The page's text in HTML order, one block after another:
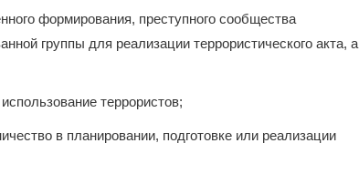
формирования, преступного сообщества
группы для реализации террористического акта, а
террористов;
в планировании, подготовке или реализации